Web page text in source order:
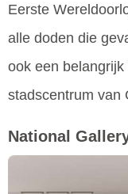
Eerste
alle doden die
ook een
stadscentrum van
National